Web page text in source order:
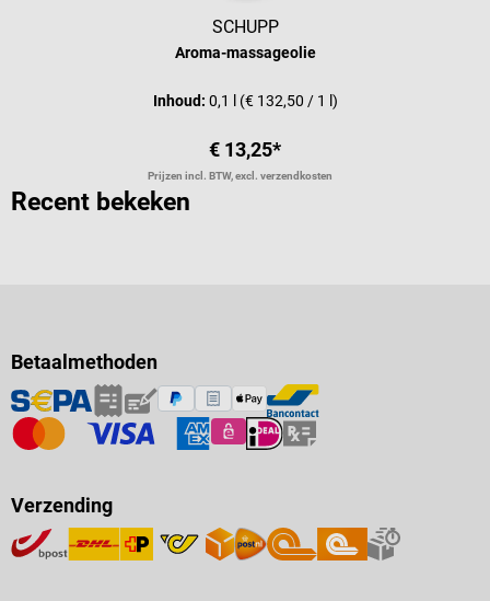
SCHUPP
Aroma-massageolie
Inhoud: 0,1 l (€ 132,50 / 1 l)
€ 13,25*
Prijzen incl. BTW, excl. verzendkosten
Recent bekeken
Betaalmethoden
Verzending